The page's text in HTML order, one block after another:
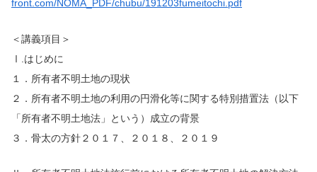
front.com/NOMA_PDF/chubu/191203fumeitochi.pdf
＜講義項目＞
Ⅰ.はじめに
１．所有者不明土地の現状
２．所有者不明土地の利用の円滑化等に関する特別措置法（以下
「所有者不明土地法」という）成立の背景
３．骨太の方針２０１７、２０１８、２０１９